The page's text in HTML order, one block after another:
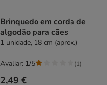
Brinquedo em corda de
algodão para cães
1 unidade, 18 cm (aprox.)
2,49 €
Avaliar: 1/5 (1)